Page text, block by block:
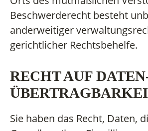
Beschwerderecht besteht
anderweitiger
gerichtlicher Rechtsbehelfe.
RECHT AUF
Sie haben das Recht, Daten,